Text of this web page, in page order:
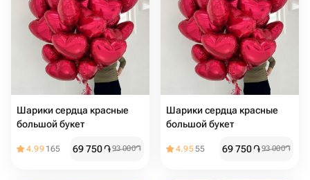
Шарики сердца красные
большой букет
4.99 165 69 750֏93 000֏
Шарики сердца красные
большой букет
4.9555 69 750֏93 000֏